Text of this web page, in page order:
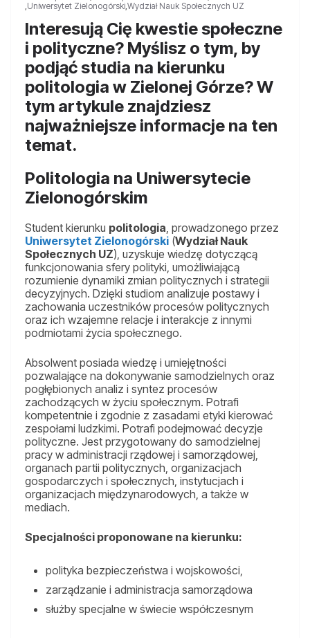
,Uniwersytet Zielonogórski,Wydział Nauk Społecznych UZ
Interesują Cię kwestie społeczne
i polityczne? Myślisz o tym, by
podjąć studia na kierunku
politologia w Zielonej Górze? W
tym artykule znajdziesz
najważniejsze informacje na ten
temat.
Politologia na Uniwersytecie
Zielonogórskim
Student kierunku politologia, prowadzonego przez
Uniwersytet Zielonogórski (Wydział Nauk
Społecznych UZ), uzyskuje wiedzę dotyczącą
funkcjonowania sfery polityki, umożliwiającą
rozumienie dynamiki zmian politycznych i strategii
decyzyjnych. Dzięki studiom analizuje postawy i
zachowania uczestników procesów politycznych
oraz ich wzajemne relacje i interakcje z innymi
podmiotami życia społecznego.
Absolwent posiada wiedzę i umiejętności
pozwalające na dokonywanie samodzielnych oraz
pogłębionych analiz i syntez procesów
zachodzących w życiu społecznym. Potrafi
kompetentnie i zgodnie z zasadami etyki kierować
zespołami ludzkimi. Potrafi podejmować decyzje
polityczne. Jest przygotowany do samodzielnej
pracy w administracji rządowej i samorządowej,
organach partii politycznych, organizacjach
gospodarczych i społecznych, instytucjach i
organizacjach międzynarodowych, a także w
mediach.
Specjalności proponowane na kierunku:
polityka bezpieczeństwa i wojskowości,
zarządzanie i administracja samorządowa
służby specjalne w świecie współczesnym